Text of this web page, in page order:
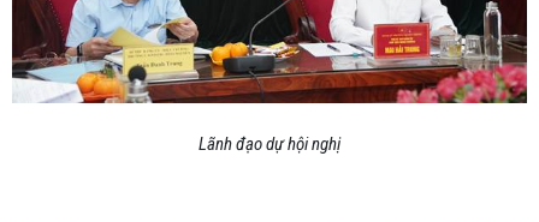
Lãnh đạo dự hội nghị